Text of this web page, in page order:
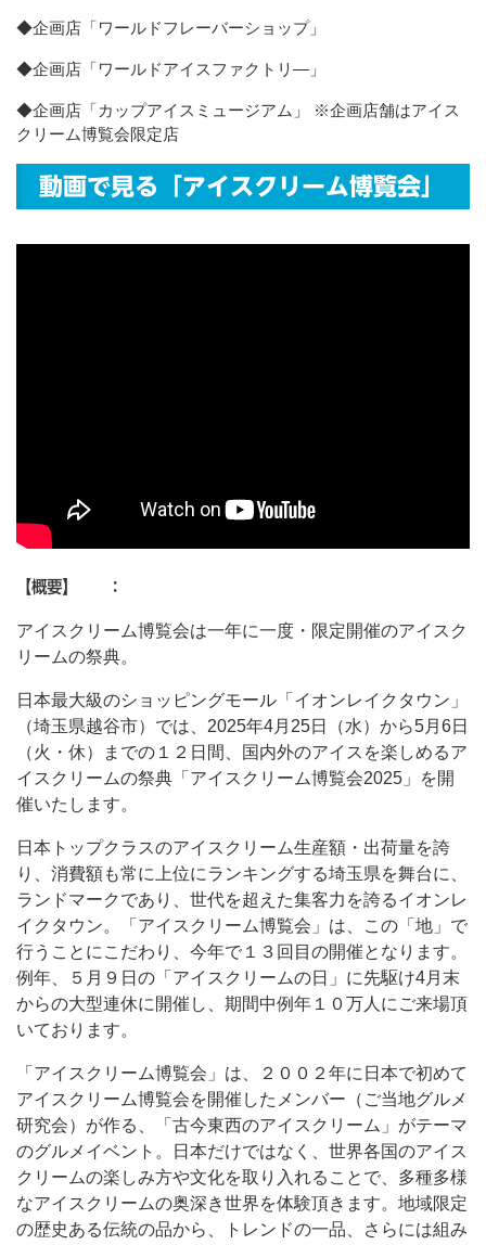
◆企画店「ワールドフレーバーショップ」
◆企画店「ワールドアイスファクトリ―」
◆企画店「カップアイスミュージアム」 ※企画店舗はアイス
クリーム博覧会限定店
動画で見る「アイスクリーム博覧会」
【概要】 ：
アイスクリーム博覧会は一年に一度・限定開催のアイスク
リームの祭典。
日本最大級のショッピングモール「イオンレイクタウン」
（埼玉県越谷市）では、2025年4月25日（水）から5月6日
（火・休）までの１２日間、国内外のアイスを楽しめるア
イスクリームの祭典「アイスクリーム博覧会2025」を開
催いたします。
日本トップクラスのアイスクリーム生産額・出荷量を誇
り、消費額も常に上位にランキングする埼玉県を舞台に、
ランドマークであり、世代を超えた集客力を誇るイオンレ
イクタウン。「アイスクリーム博覧会」は、この「地」で
行うことにこだわり、今年で１３回目の開催となります。
例年、５月９日の「アイスクリームの日」に先駆け4月末
からの大型連休に開催し、期間中例年１０万人にご来場頂
いております。
「アイスクリーム博覧会」は、２００２年に日本で初めて
アイスクリーム博覧会を開催したメンバー（ご当地グルメ
研究会）が作る、「古今東西のアイスクリーム」がテーマ
のグルメイベント。日本だけではなく、世界各国のアイス
クリームの楽しみ方や文化を取り入れることで、多種多様
なアイスクリームの奥深き世界を体験頂きます。地域限定
の歴史ある伝統の品から、トレンドの一品、さらには組み